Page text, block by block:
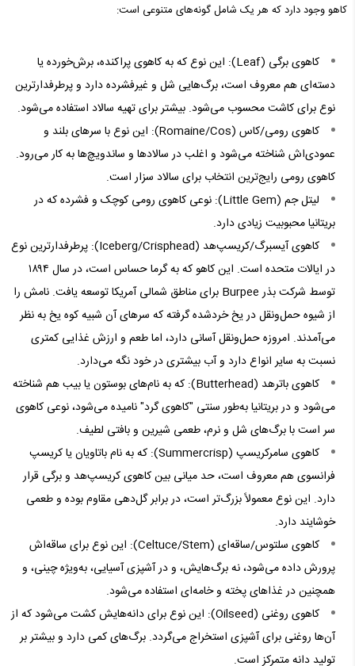
کاهو وجود دارد که هر یک شامل گونه‌های متنوعی است:
کاهوی برگی (Leaf): این نوع که به کاهوی پراکنده، برش‌خورده یا
دسته‌ای هم معروف است، برگ‌هایی شل و غیرفشرده دارد و پرطرفدارترین
نوع برای کاشت محسوب می‌شود. بیشتر برای تهیه سالاد استفاده می‌شود.
کاهوی رومی/کاس (Romaine/Cos): این نوع با سرهای بلند و
عمودی‌اش شناخته می‌شود و اغلب در سالادها و ساندویچ‌ها به کار می‌رود.
کاهوی رومی رایج‌ترین انتخاب برای سالاد سزار است.
لیتل جم (Little Gem): نوعی کاهوی رومی کوچک و فشرده که در
بریتانیا محبوبیت زیادی دارد.
کاهوی آیسبرگ/کریسپ‌هد (Iceberg/Crisphead): پرطرفدارترین نوع
در ایالات متحده است. این کاهو که به گرما حساس است، در سال ۱۸۹۴
توسط شرکت بذر Burpee برای مناطق شمالی آمریکا توسعه یافت. نامش را
از شیوه حمل‌ونقل در یخ خردشده گرفته که سرهای آن شبیه کوه یخ به نظر
می‌آمدند. امروزه حمل‌ونقل آسانی دارد، اما طعم و ارزش غذایی کمتری
نسبت به سایر انواع دارد و آب بیشتری در خود نگه می‌دارد.
کاهوی باترهد (Butterhead): که به نام‌های بوستون یا بیب هم شناخته
می‌شود و در بریتانیا به‌طور سنتی "کاهوی گرد" نامیده می‌شود، نوعی کاهوی
سر است با برگ‌های شل و نرم، طعمی شیرین و بافتی لطیف.
کاهوی سامرکریسپ (Summercrisp): که به نام باتاویان یا کریسپ
فرانسوی هم معروف است، حد میانی بین کاهوی کریسپ‌هد و برگی قرار
دارد. این نوع معمولاً بزرگ‌تر است، در برابر گل‌دهی مقاوم بوده و طعمی
خوشایند دارد.
کاهوی سلتوس/ساقه‌ای (Celtuce/Stem): این نوع برای ساقه‌اش
پرورش داده می‌شود، نه برگ‌هایش، و در آشپزی آسیایی، به‌ویژه چینی، و
همچنین در غذاهای پخته و خامه‌ای استفاده می‌شود.
کاهوی روغنی (Oilseed): این نوع برای دانه‌هایش کشت می‌شود که از
آن‌ها روغنی برای آشپزی استخراج می‌گردد. برگ‌های کمی دارد و بیشتر بر
تولید دانه متمرکز است.